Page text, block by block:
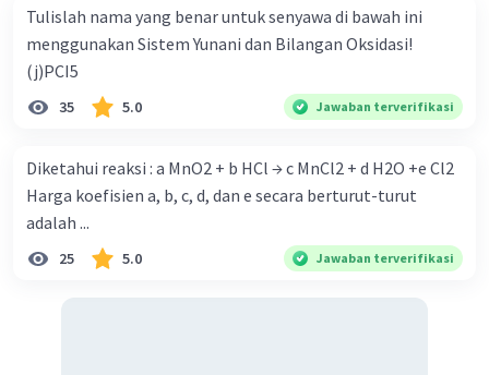
Tulislah nama yang benar untuk senyawa di bawah ini
menggunakan Sistem Yunani dan Bilangan Oksidasi!
(j)PCI5
35 5.0 Jawaban terverifikasi
Diketahui reaksi : a MnO2 + b HCl → c MnCl2 + d H2O +e Cl2
Harga koefisien a, b, c, d, dan e secara berturut-turut
adalah ...
25 5.0 Jawaban terverifikasi